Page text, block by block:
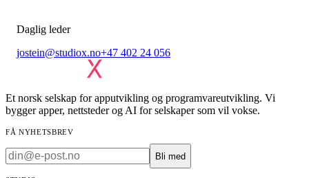
Daglig leder
jostein@studiox.no+47 402 24 056
Et norsk selskap for apputvikling og programvareutvikling. Vi
bygger apper, nettsteder og AI for selskaper som vil vokse.
FÅ NYHETSBREV
Bli med